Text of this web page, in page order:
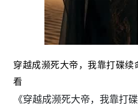
穿越成濒死大帝，我靠打碟
看